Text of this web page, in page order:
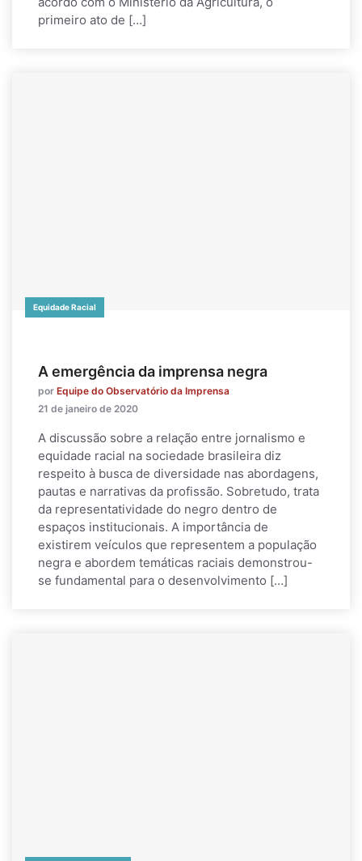
primeiro ato de […]
Equidade Racial
A emergência da imprensa negra
por Equipe do Observatório da Imprensa
21 de janeiro de 2020
A discussão sobre a relação entre jornalismo e
equidade racial na sociedade brasileira diz
respeito à busca de diversidade nas abordagens,
pautas e narrativas da profissão. Sobretudo, trata
da representatividade do negro dentro de
espaços institucionais. A importância de
existirem veículos que representem a população
negra e abordem temáticas raciais demonstrou-
se fundamental para o desenvolvimento […]